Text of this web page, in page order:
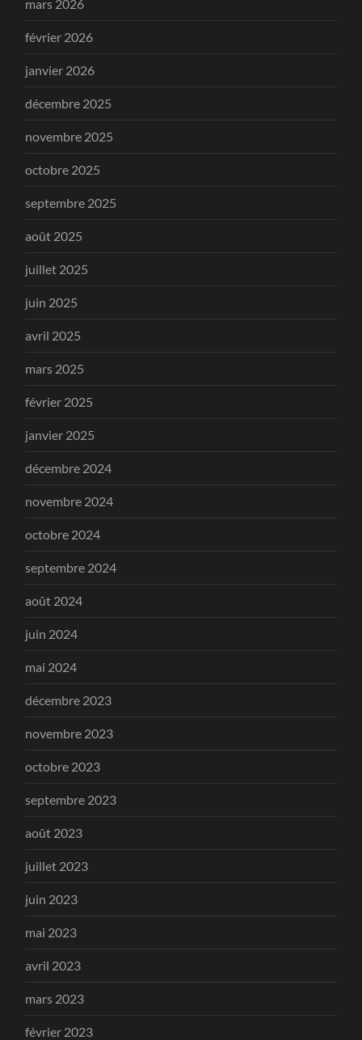
mars 2026
février 2026
janvier 2026
décembre 2025
novembre 2025
octobre 2025
septembre 2025
août 2025
juillet 2025
juin 2025
avril 2025
mars 2025
février 2025
janvier 2025
décembre 2024
novembre 2024
octobre 2024
septembre 2024
août 2024
juin 2024
mai 2024
décembre 2023
novembre 2023
octobre 2023
septembre 2023
août 2023
juillet 2023
juin 2023
mai 2023
avril 2023
mars 2023
février 2023